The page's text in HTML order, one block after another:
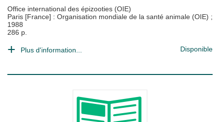
Office international des épizooties (OIE)
Paris [France] : Organisation mondiale de la santé animale (OIE) ;
1988
286 p.
Plus d'information... Disponible